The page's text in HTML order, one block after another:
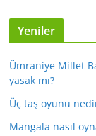
Yeniler
Ümraniye Millet
yasak mı?
Üç taş oyunu
Mangala nasıl